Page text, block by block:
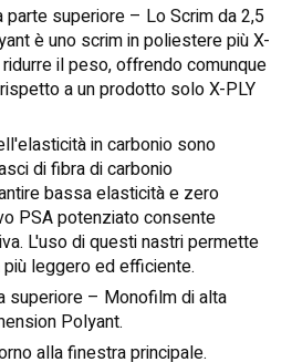
superiore – Lo Scrim da 2,5
è uno scrim in poliestere più X-
il peso, offrendo comunque
a un prodotto solo X-PLY
in carbonio sono
di fibra di carbonio
bassa elasticità e zero
PSA potenziato consente
L'uso di questi nastri permette
leggero ed efficiente.
superiore – Monofilm di alta
Polyant.
alla finestra principale.